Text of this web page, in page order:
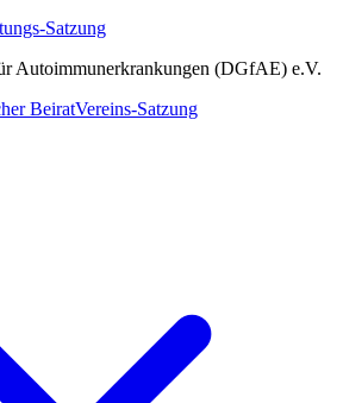
Satzung
Autoimmunerkrankungen (DGfAE) e.V.
BeiratVereins-Satzung